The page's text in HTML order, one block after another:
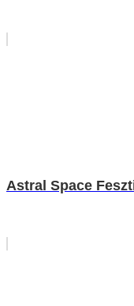
Astral Space